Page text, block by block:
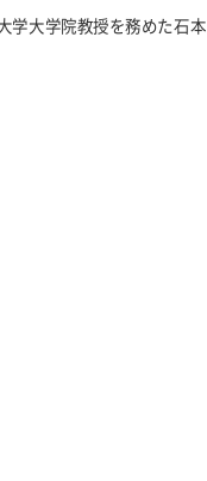
学大学院教授を務めた石本